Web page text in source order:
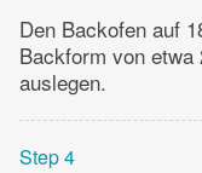
Den Backofen auf
Backform von
auslegen.
Step 4